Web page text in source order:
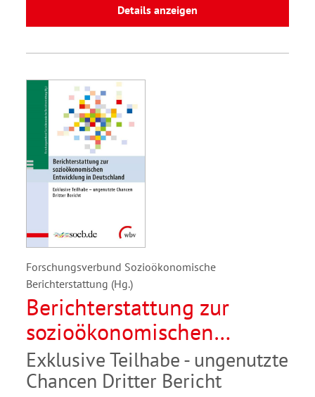
Details anzeigen
Forschungsverbund Sozioökonomische
Berichterstattung (Hg.)
Berichterstattung zur
sozioökonomischen
Entwicklung in
Deutschland
Exklusive Teilhabe - ungenutzte
Chancen Dritter Bericht